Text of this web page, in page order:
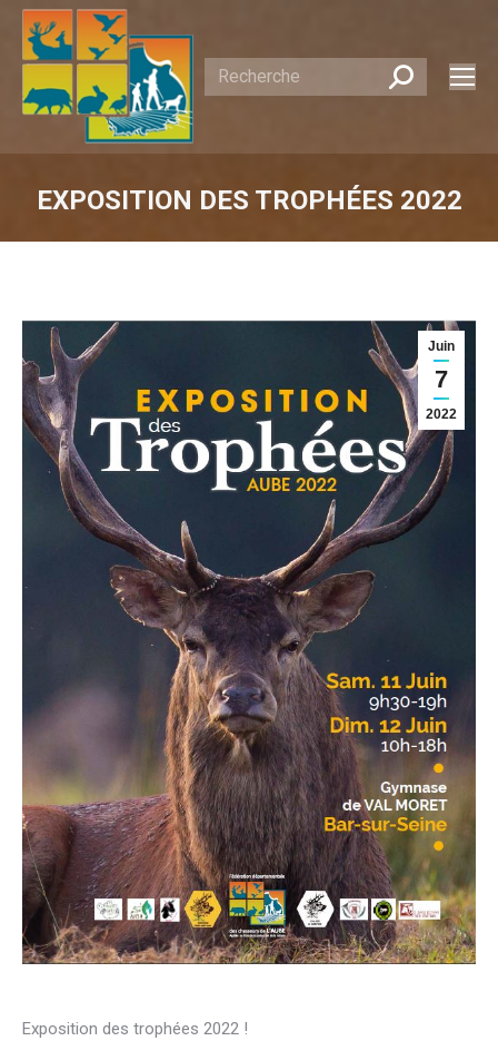
Recherche
:
EXPOSITION DES TROPHÉES 2022
Juin
7
2022
Exposition des trophées 2022 !